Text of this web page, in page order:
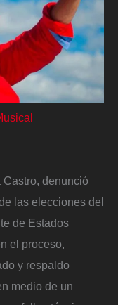
denunció
las elecciones del
de Estados
el proceso,
y respaldo
medio de un